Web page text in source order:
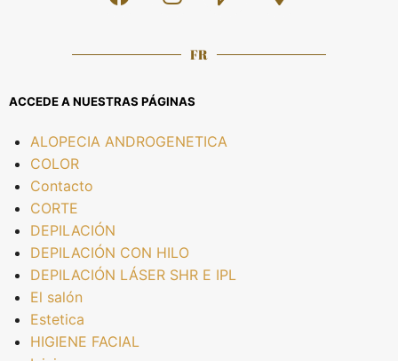
FR
ACCEDE A NUESTRAS PÁGINAS
ALOPECIA ANDROGENETICA
COLOR
Contacto
CORTE
DEPILACIÓN
DEPILACIÓN CON HILO
DEPILACIÓN LÁSER SHR E IPL
El salón
Estetica
HIGIENE FACIAL